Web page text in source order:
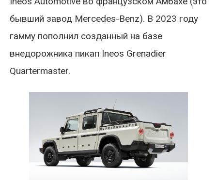
бывший завод Mercedes-Benz). В 2023 году
гамму пополнил созданный на базе
внедорожника пикап Ineos Grenadier
Quartermaster.